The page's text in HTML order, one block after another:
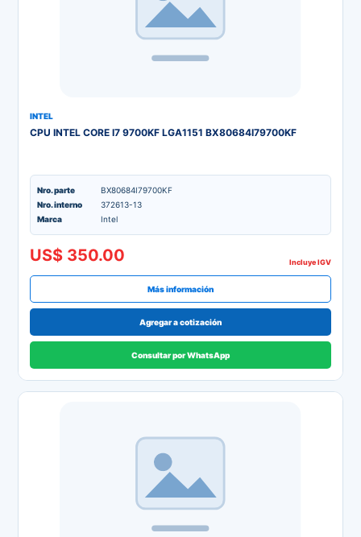
INTEL
CPU INTEL CORE I7 9700KF LGA1151 BX80684I79700KF
Nro. parte
BX80684I79700KF
Nro. interno
372613-13
Marca
Intel
US$ 350.00 Incluye IGV
Más información
Agregar a cotización
Consultar por WhatsApp